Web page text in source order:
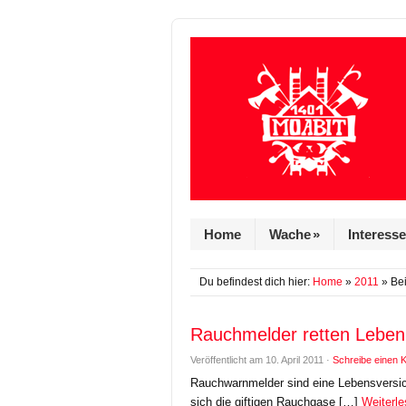
Home Wache»
Du befindest dich hier: Home » 2011 »
Rauchmelder retten Leben
Veröffentlicht am 10. April 2011 · Schreibe einen
Rauchwarnmelder sind eine
sich die giftigen Rauchgase […]